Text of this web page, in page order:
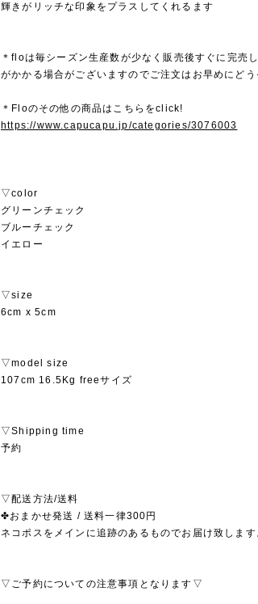
輝きがリッチな印象をプラスしてくれるます
＊floは毎シーズン生産数が少なく販売後すぐに完売
がかかる場合がございますのでご注文はお早めにどう
＊Floのその他の商品はこちらをclick!
https://www.capucapu.jp/categories/3076003
▽color
グリーンチェック
ブルーチェック
イエロー
▽size
6cm x 5cm
▽model size
107cm 16.5Kg freeサイズ
▽Shipping time
予約
▽配送方法/送料
✤おまかせ発送 / 送料一律300円
ネコポスをメインに追跡のあるものでお届け致します
▽ご予約についての注意事項となります▽